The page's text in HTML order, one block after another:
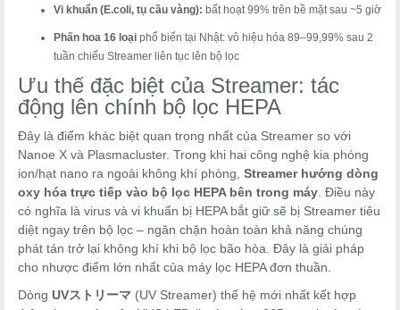
Vi khuẩn (E.coli, tụ cầu vàng): bất hoạt 99% trên bề mặt sau ~5 giờ
Phấn hoa 16 loại phổ biến tại Nhật: vô hiệu hóa 89–99,99% sau 2
tuần chiếu Streamer liên tục lên bộ lọc
Ưu thế đặc biệt của Streamer: tác
động lên chính bộ lọc HEPA
Đây là điểm khác biệt quan trọng nhất của Streamer so với
Nanoe X và Plasmacluster. Trong khi hai công nghệ kia phóng
ion/hạt nano ra ngoài không khí phòng, Streamer hướng dòng
oxy hóa trực tiếp vào bộ lọc HEPA bên trong máy . Điều này
có nghĩa là virus và vi khuẩn bị HEPA bắt giữ sẽ bị Streamer tiêu
diệt ngay trên bộ lọc – ngăn chặn hoàn toàn khả năng chúng
phát tán trở lại không khí khi bộ lọc bão hòa. Đây là giải pháp
cho nhược điểm lớn nhất của máy lọc HEPA đơn thuần.
Dòng UVストリーマ (UV Streamer) thế hệ mới nhất kết hợp